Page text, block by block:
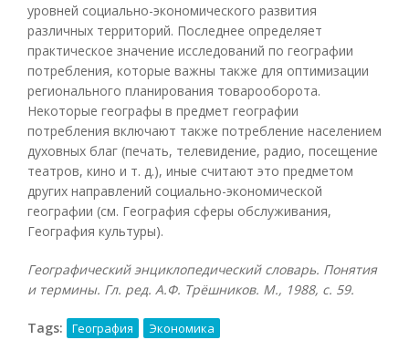
уровней социально-экономического развития
различных территорий. Последнее определяет
практическое значение исследований по географии
потребления, которые важны также для оптимизации
регионального планирования товарооборота.
Некоторые географы в предмет географии
потребления включают также потребление населением
духовных благ (печать, телевидение, радио, посещение
театров, кино и т. д.), иные считают это предметом
других направлений социально-экономической
географии (см. География сферы обслуживания,
География культуры).
Географический энциклопедический словарь. Понятия
и термины. Гл. ред. А.Ф. Трёшников. М., 1988, с. 59.
Tags: География Экономика